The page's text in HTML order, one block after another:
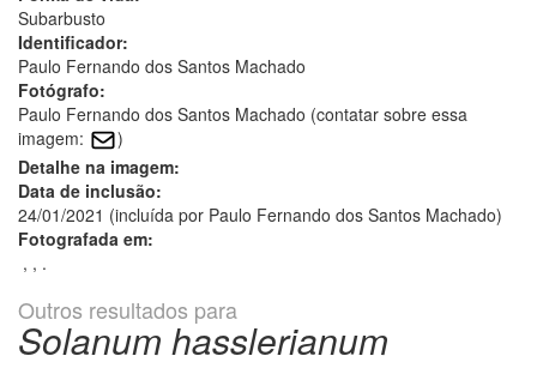
Subarbusto
Identificador:
Paulo Fernando dos Santos Machado
Fotógrafo:
Paulo Fernando dos Santos Machado (contatar sobre essa
imagem:
)
Detalhe na imagem:
Data de inclusão:
24/01/2021 (incluída por Paulo Fernando dos Santos Machado)
Fotografada em:
, , .
Outros resultados para
Solanum hasslerianum